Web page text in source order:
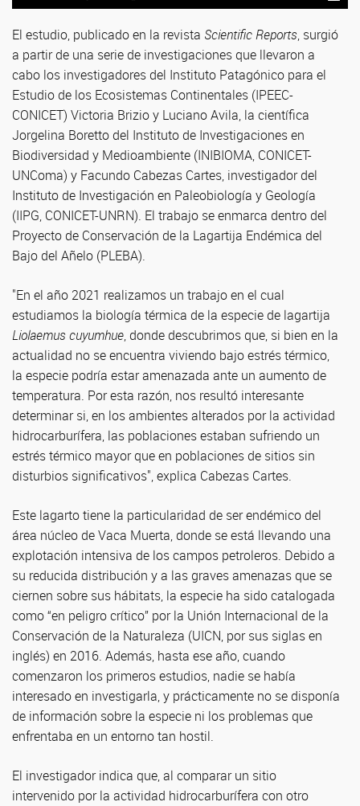
El estudio, publicado en la revista Scientific Reports, surgió
a partir de una serie de investigaciones que llevaron a
cabo los investigadores del Instituto Patagónico para el
Estudio de los Ecosistemas Continentales (IPEEC-
CONICET) Victoria Brizio y Luciano Avila, la científica
Jorgelina Boretto del Instituto de Investigaciones en
Biodiversidad y Medioambiente (INIBIOMA, CONICET-
UNComa) y Facundo Cabezas Cartes, investigador del
Instituto de Investigación en Paleobiología y Geología
(IIPG, CONICET-UNRN). El trabajo se enmarca dentro del
Proyecto de Conservación de la Lagartija Endémica del
Bajo del Añelo (PLEBA).
"En el año 2021 realizamos un trabajo en el cual
estudiamos la biología térmica de la especie de lagartija
Liolaemus cuyumhue, donde descubrimos que, si bien en la
actualidad no se encuentra viviendo bajo estrés térmico,
la especie podría estar amenazada ante un aumento de
temperatura. Por esta razón, nos resultó interesante
determinar si, en los ambientes alterados por la actividad
hidrocarburífera, las poblaciones estaban sufriendo un
estrés térmico mayor que en poblaciones de sitios sin
disturbios significativos", explica Cabezas Cartes.
Este lagarto tiene la particularidad de ser endémico del
área núcleo de Vaca Muerta, donde se está llevando una
explotación intensiva de los campos petroleros. Debido a
su reducida distribución y a las graves amenazas que se
ciernen sobre sus hábitats, la especie ha sido catalogada
como “en peligro crítico” por la Unión Internacional de la
Conservación de la Naturaleza (UICN, por sus siglas en
inglés) en 2016. Además, hasta ese año, cuando
comenzaron los primeros estudios, nadie se había
interesado en investigarla, y prácticamente no se disponía
de información sobre la especie ni los problemas que
enfrentaba en un entorno tan hostil.
El investigador indica que, al comparar un sitio
intervenido por la actividad hidrocarburífera con otro